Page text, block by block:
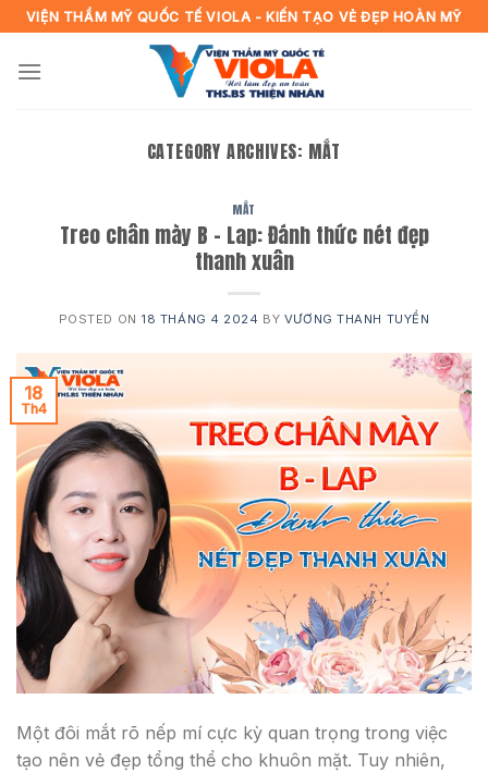
Skip
to
content
VIỆN THẨM MỸ QUỐC TẾ VIOLA - KIẾN TẠO VẺ ĐẸP HOÀN MỸ
CATEGORY ARCHIVES: MẮT
MẮT
Treo chân mày B – Lap: Đánh thức nét đẹp
thanh xuân
POSTED ON 18 THÁNG 4 2024 BY VƯƠNG THANH TUYỀN
18
Th4
Một đôi mắt rõ nếp mí cực kỳ quan trọng trong việc
tạo nên vẻ đẹp tổng thể cho khuôn mặt. Tuy nhiên,